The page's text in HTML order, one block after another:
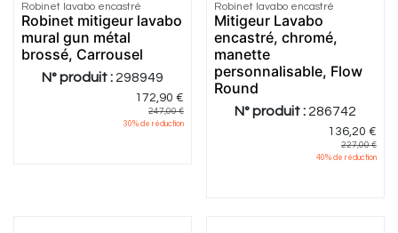
Robinet lavabo encastré
Robinet mitigeur lavabo
mural gun métal
brossé, Carrousel
N° produit : 298949
172,90 €
247,00€
30% de réduction
Robinet lavabo encastré
Mitigeur Lavabo
encastré, chromé,
manette
personnalisable, Flow
Round
N° produit : 286742
136,20 €
227,00€
40% de réduction